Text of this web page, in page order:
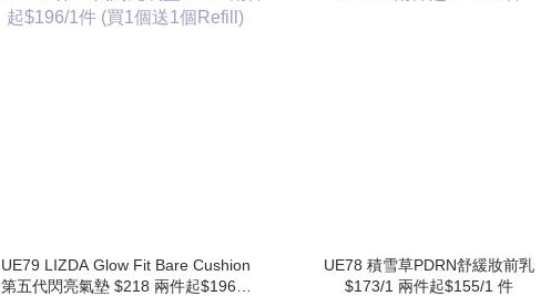
UE79 LIZDA Glow Fit Bare Cushion
第五代閃亮氣墊 $218 兩件起$196/1
UE78 積雪草PDRN舒緩妝前乳
$173/1 兩件起$155/1 件